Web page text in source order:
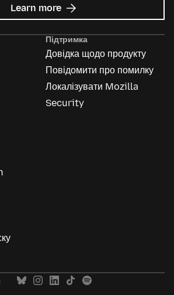
Learn more about
Mozilla
Підтримка
Довідка щодо продукту
Повідомити про помилку
Локалізувати Mozilla
Security